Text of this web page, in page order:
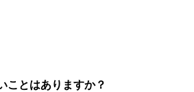
ことはありますか？